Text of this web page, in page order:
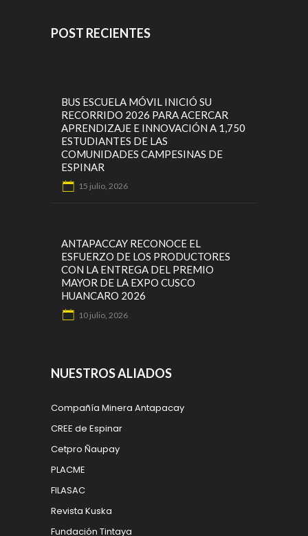
POST RECIENTES
BUS ESCUELA MÓVIL INICIÓ SU
RECORRIDO 2026 PARA ACERCAR
APRENDIZAJE E INNOVACIÓN A 1,750
ESTUDIANTES DE LAS
COMUNIDADES CAMPESINAS DE
ESPINAR
15 julio, 2026
ANTAPACCAY RECONOCE EL
ESFUERZO DE LOS PRODUCTORES
CON LA ENTREGA DEL PREMIO
MAYOR DE LA EXPO CUSCO
HUANCARO 2026
10 julio, 2026
NUESTROS ALIADOS
Compañía Minera Antapacay
CREE de Espinar
Cetpro Ñaupay
PLACME
FILASAC
Revista Kuska
Fundación Tintaya